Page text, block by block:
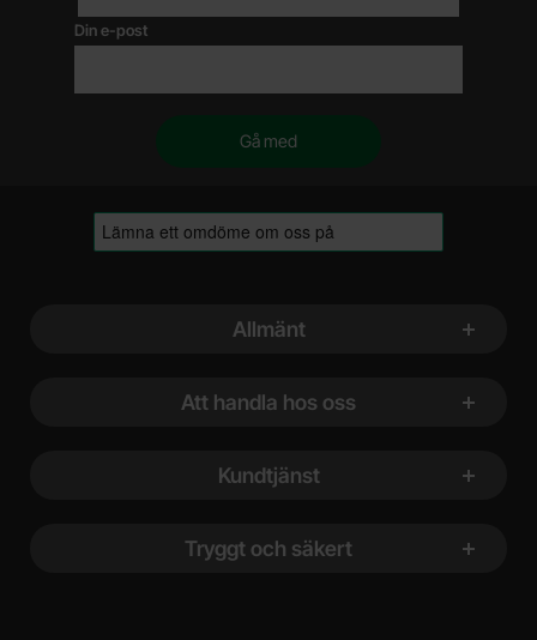
Din e-post
Allmänt
Att handla hos oss
Kundtjänst
Tryggt och säkert